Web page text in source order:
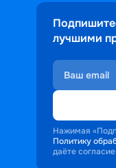
лучшими
Нажимая
Политику
даёте